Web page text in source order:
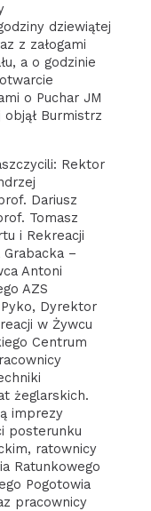
dziewiątej
z załogami
a o godzinie
o Puchar JM
Burmistrz
Rektor
Dariusz
Tomasz
i Rekreacji
–
Antoni
AZS
Dyrektor
w Żywcu
Centrum
żeglarskich.
imprezy
posterunku
ratownicy
Ratunkowego
Pogotowia
pracownicy